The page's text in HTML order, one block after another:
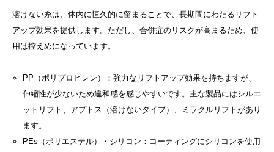
溶けない糸は、体内に恒久的に留まることで、長期間にわたるリフト
アップ効果を提供します。ただし、合併症のリスクが高まるため、使
用は控えめになっています。
PP（ポリプロピレン）：強力なリフトアップ効果を持ちますが、
伸縮性が少ないため違和感を感じやすいです。主な製品にはシルエ
ットリフト、アプトス（溶けないタイプ）、ミラクルリフトがあり
ます。
PEs（ポリエステル）・シリコン：コーティングにシリコンを使用